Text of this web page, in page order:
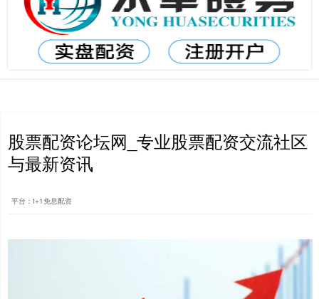
股票配资论坛网_专业股票配资交流社区
与最新资讯
平台：t+1免息配资